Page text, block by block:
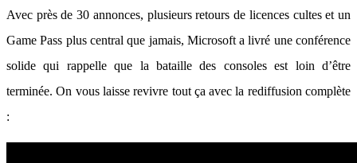
Avec près de 30 annonces, plusieurs retours de licences cultes et un
Game Pass plus central que jamais, Microsoft a livré une conférence
solide qui rappelle que la bataille des consoles est loin d’être
terminée. On vous laisse revivre tout ça avec la rediffusion complète
: